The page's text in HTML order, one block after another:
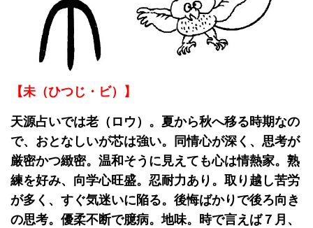
【未（ひつじ・ビ）】
天源占いでは老（ロウ）。夏から秋へ移る時期なの
で、おとなしいが芯は強い。同情心が深く、思考が
厳密かつ緻密。温和そうに見えても心は情熱家。熟
練を好み、向学心旺盛。忍耐力あり。取り越し苦労
が多く、すぐ気迷いに陥る。後悔ばかりで後ろ向き
の思考。優柔不断で臆病。地味。時で言えば７月、